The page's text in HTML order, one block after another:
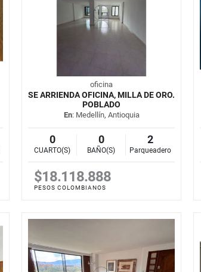
oficina
SE ARRIENDA OFICINA, MILLA DE ORO.
POBLADO
En: Medellín, Antioquia
0
CUARTO(S)
0
BAÑO(S)
2
Parqueadero
$18.118.888
PESOS COLOMBIANOS